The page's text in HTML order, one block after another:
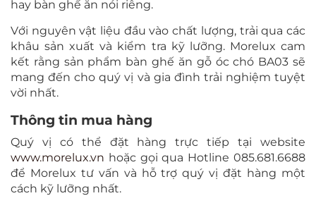
hay bàn ghế ăn nói riêng.
Với nguyên vật liệu đầu vào chất lượng, trải qua các
khâu sản xuất và kiểm tra kỹ lưỡng. Morelux cam
kết rằng sản phẩm bàn ghế ăn gỗ óc chó BA03 sẽ
mang đến cho quý vị và gia đình trải nghiệm tuyệt
vời nhất.
Thông tin mua hàng
Quý vị có thể đặt hàng trực tiếp tại website
www.morelux.vn hoặc gọi qua Hotline 085.681.6688
để Morelux tư vấn và hỗ trợ quý vị đặt hàng một
cách kỹ lưỡng nhất.